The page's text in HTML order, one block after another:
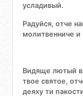
усладивый.
Радуйся, отче
молитвенниче и
Видяще лютый
твое святое,
деяху ти